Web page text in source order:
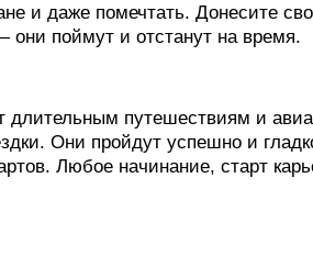
и даже помечтать. Донесите
они поймут и отстанут на время.
длительным путешествиям и
Они пройдут успешно и
Любое начинание, старт